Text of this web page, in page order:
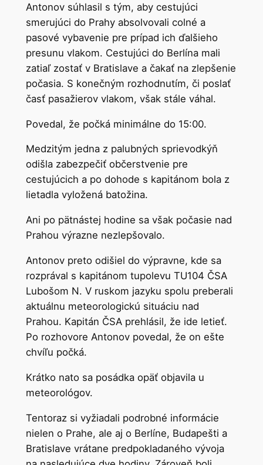
Antonov súhlasil s tým, aby cestujúci
smerujúci do Prahy absolvovali colné a
pasové vybavenie pre prípad ich ďalšieho
presunu vlakom. Cestujúci do Berlína mali
zatiaľ zostať v Bratislave a čakať na zlepšenie
počasia. S konečným rozhodnutím, či poslať
časť pasažierov vlakom, však stále váhal.
Povedal, že počká minimálne do 15:00.
Medzitým jedna z palubných sprievodkýň
odišla zabezpečiť občerstvenie pre
cestujúcich a po dohode s kapitánom bola z
lietadla vyložená batožina.
Ani po pätnástej hodine sa však počasie nad
Prahou výrazne nezlepšovalo.
Antonov preto odišiel do výpravne, kde sa
rozprával s kapitánom tupolevu TU104 ČSA
Lubošom N. V ruskom jazyku spolu preberali
aktuálnu meteorologickú situáciu nad
Prahou. Kapitán ČSA prehlásil, že ide letieť.
Po rozhovore Antonov povedal, že on ešte
chvíľu počká.
Krátko nato sa posádka opäť objavila u
meteorológov.
Tentoraz si vyžiadali podrobné informácie
nielen o Prahe, ale aj o Berlíne, Budapešti a
Bratislave vrátane predpokladaného vývoja